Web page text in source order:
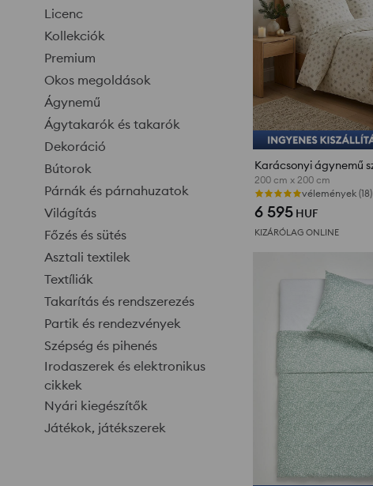
Licenc
Kollekciók
Premium
Okos megoldások
Ágynemű
Ágytakarók és takarók
Dekoráció
Bútorok
Párnák és párnahuzatok
Világítás
Főzés és sütés
Asztali textilek
Textíliák
Takarítás és rendszerezés
Partik és rendezvények
Szépség és pihenés
Irodaszerek és elektronikus
cikkek
Nyári kiegészítők
Játékok, játékszerek
200 cm x 200 cm
vélemények (18)
6 595 HUF
KIZÁRÓLAG ONLINE